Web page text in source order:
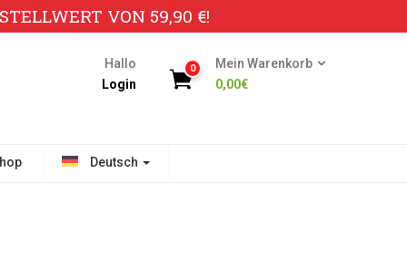
VON 59,90 €!
Hallo
Login
0
Mein Warenkorb
0,00€
Deutsch